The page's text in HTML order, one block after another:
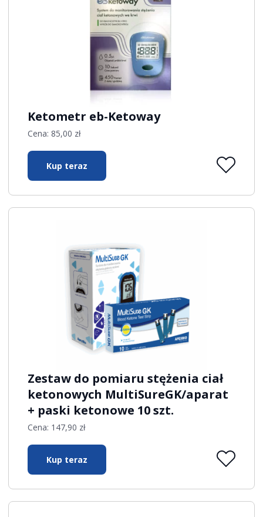
Ketometr eb-Ketoway
Cena:85,00 zł
Kup teraz
Zestaw do pomiaru stężenia ciał
ketonowych MultiSureGK/aparat
+ paski ketonowe 10 szt.
Cena: 147,90 zł
Kup teraz